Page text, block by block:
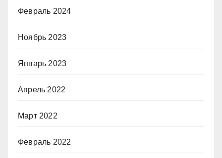
Февраль 2024
Ноябрь 2023
Январь 2023
Апрель 2022
Март 2022
Февраль 2022